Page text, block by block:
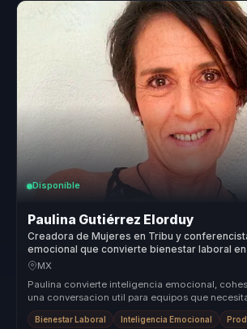
Disponible
Paulina Gutiérrez Elorduy
Creadora de Mujeres en Tribu y
emocional que convierte bienestar laboral
productividad para equipos.
MX
Paulina convierte inteligencia emocional,
una conversacion util para equipos que
productividad...
Bienestar Laboral Inteligencia Emocional